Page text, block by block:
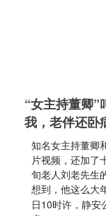
“女主持董卿”
我，老伴还卧
知名女主持董卿
片视频，还加
旬老人刘老先生
想到，他这么大
日10时许，静安